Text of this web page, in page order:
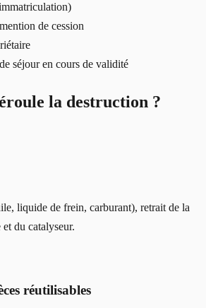
de cession
séjour en cours de validité
la destruction ?
liquide de frein, carburant), retrait de la
du catalyseur.
réutilisables